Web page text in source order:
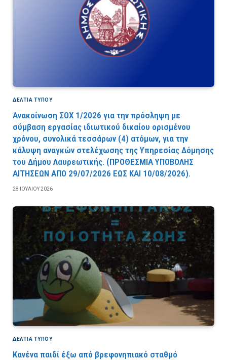
ΔΕΛΤΙΑ ΤΥΠΟΥ
Ανακοίνωση ΣΟΧ 1/2026 για την πρόσληψη με
σύμβαση εργασίας ιδιωτικού δικαίου ορισμένου
χρόνου, συνολικά τεσσάρων (4) ατόμων, για την
κάλυψη αναγκών στελέχωσης της Υπηρεσίας Δόμησης
του Δήμου Λαυρεωτικής. (ΠPOΘEΣMIA YΠOBOΛHΣ
AITHΣEΩN AΠO 29/07/2026 EΩΣ KAI 10/08/2026).
28 ΙΟΥΛΊΟΥ 2026
ΔΕΛΤΙΑ ΤΥΠΟΥ
Κανένα παιδί έξω από βρεφονηπιακό σταθμό